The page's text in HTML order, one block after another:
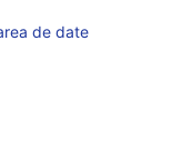
de date